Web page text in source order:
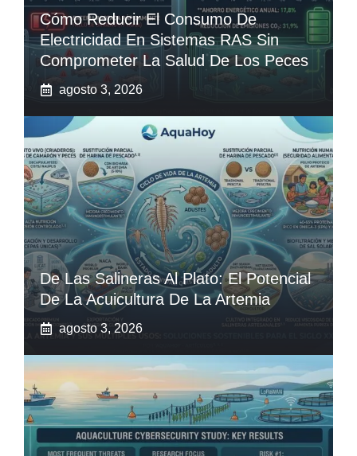
Cómo Reducir El Consumo De
Electricidad En Sistemas RAS Sin
Comprometer La Salud De Los Peces
agosto 3, 2026
De Las Salineras Al Plato: El Potencial
De La Acuicultura De La Artemia
agosto 3, 2026